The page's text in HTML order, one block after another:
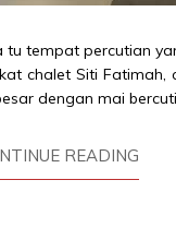
tu tempat percutian
chalet Siti Fatimah,
dengan mai bercuti...
READING